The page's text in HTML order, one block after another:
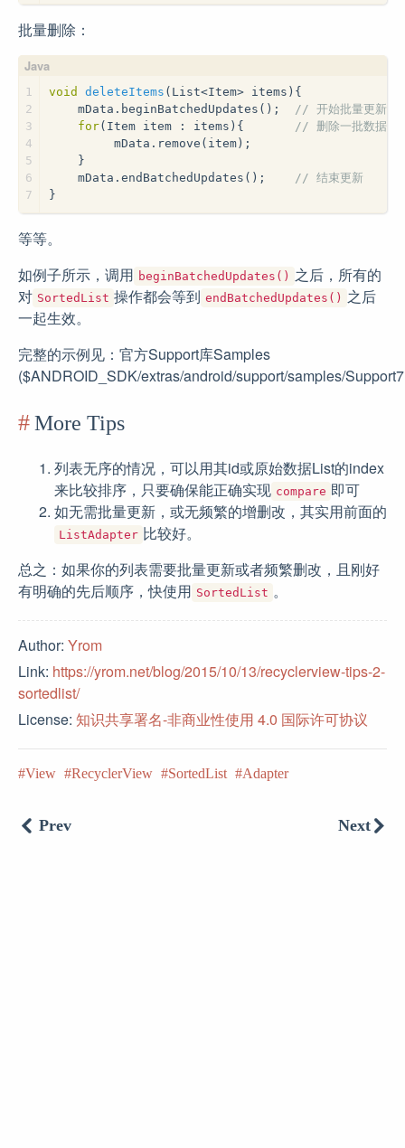
批量删除：
1
2
3
4
5
6
7
void deleteItems (List<Item> items) {
    mData.beginBatchedUpdates();
// 开始批量更新
for(Item item : items){
// 删除一批数据
         mData.remove(item);
    }
    mData.endBatchedUpdates();
// 结束更新
}
等等。
如例子所示，调用 beginBatchedUpdates() 之后，所有的
对 SortedList 操作都会等到 endBatchedUpdates() 之后
一起生效。
完整的示例见：官方Support库Samples
($ANDROID_SDK/extras/android/support/samples/
More Tips
列表无序的情况，可以用其id或原始数据List的index
来比较排序，只要确保能正确实现 compare 即可
如无需批量更新，或无频繁的增删改，其实用前面的
ListAdapter 比较好。
总之：如果你的列表需要批量更新或者频繁删改，且刚好
有明确的先后顺序，快使用 SortedList 。
Author: Yrom
Link: https://yrom.net/blog/2015/10/13/recyclerview-tips-2-
sortedlist/
License: 知识共享署名-非商业性使用 4.0 国际许可协议
View RecyclerView SortedList Adapter
Prev Next